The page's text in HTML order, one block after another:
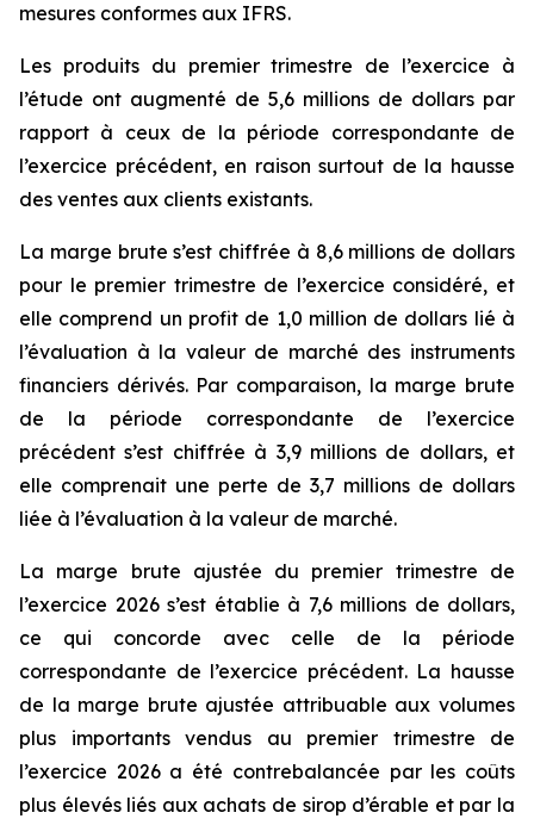
mesures conformes aux IFRS.
Les produits du premier trimestre de l’exercice à
l’étude ont augmenté de 5,6 millions de dollars par
rapport à ceux de la période correspondante de
l’exercice précédent, en raison surtout de la hausse
des ventes aux clients existants.
La marge brute s’est chiffrée à 8,6 millions de dollars
pour le premier trimestre de l’exercice considéré, et
elle comprend un profit de 1,0 million de dollars lié à
l’évaluation à la valeur de marché des instruments
financiers dérivés. Par comparaison, la marge brute
de la période correspondante de l’exercice
précédent s’est chiffrée à 3,9 millions de dollars, et
elle comprenait une perte de 3,7 millions de dollars
liée à l’évaluation à la valeur de marché.
La marge brute ajustée du premier trimestre de
l’exercice 2026 s’est établie à 7,6 millions de dollars,
ce qui concorde avec celle de la période
correspondante de l’exercice précédent. La hausse
de la marge brute ajustée attribuable aux volumes
plus importants vendus au premier trimestre de
l’exercice 2026 a été contrebalancée par les coûts
plus élevés liés aux achats de sirop d’érable et par la